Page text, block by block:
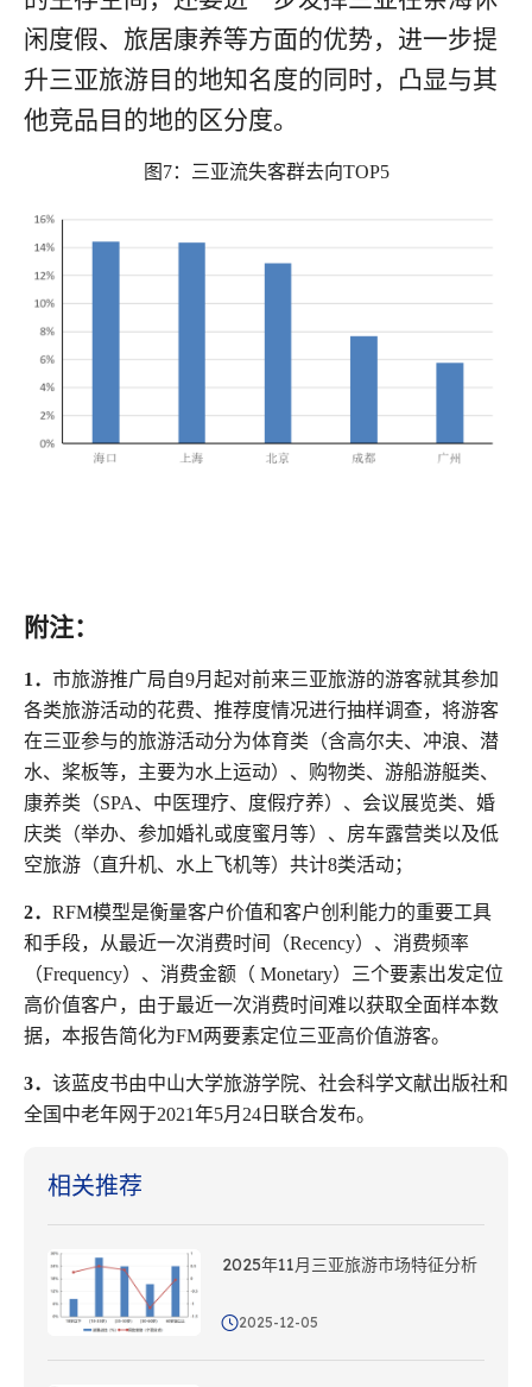
闲度假、旅居康养等方面的优势，进一步提
升三亚旅游目的地知名度的同时，凸显与其
他竞品目的地的区分度。
图 7：三亚流失客群去向TOP5
附注：
1 ． 市旅游推广局自9月起对前来三亚旅游的游客就其参加
各类旅游活动的花费、推荐度情况进行抽样调查，将游客
在三亚参与的旅游活动分为体育类（含高尔夫、冲浪、潜
水、桨板等，主要为水上运动）、购物类、游船游艇类、
康养类（SPA、中医理疗、度假疗养）、会议展览类、婚
庆类（举办、参加婚礼或度蜜月等）、房车露营类以及低
空旅游（直升机、水上飞机等）共计8类活动；
2． RFM模型是衡量客户价值和客户创利能力的重要工具
和手段，从最近一次消费时间（Recency）、消费频率
（Frequency）、消费金额（ Monetary）三个要素出发定位
高价值客户，由于最近一次消费时间难以获取全面样本数
据，本报告简化为FM两要素定位三亚高价值游客。
3． 该蓝皮书由中山大学旅游学院、社会科学文献出版社和
全国中老年网于2021年5月 24 日联合发布。
相关推荐
2025年11月三亚旅游市场特征分析
2025-12-05